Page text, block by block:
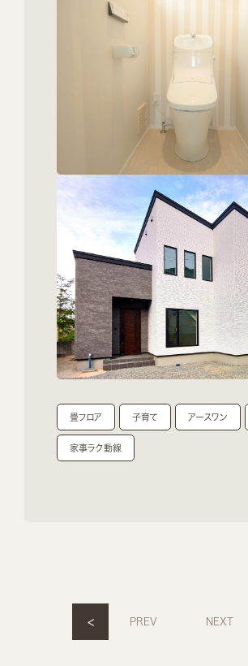
畳フロア 子育て アースワン
家事ラク動線
< PREV NEXT